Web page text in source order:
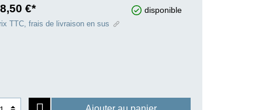
€* disponible
TTC, frais de livraison en sus